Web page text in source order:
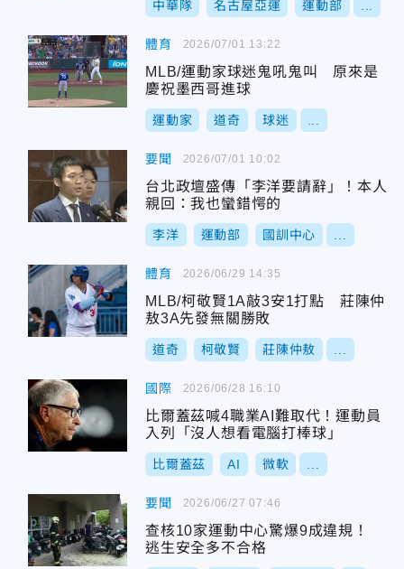
中華隊 名古屋亞運 運動部
體育
MLB/運動家球迷鬼吼鬼叫 原來是
慶祝墨西哥進球
運動家 道奇 球迷
2026/07/01 13:22
要聞
台北政壇盛傳「李洋要請辭」！本人
親回：我也蠻錯愕的
李洋 運動部 國訓中心
2026/07/01 10:02
體育
MLB/柯敬賢1A敲3安1打點 莊陳仲
敖3A先發無關勝敗
道奇 柯敬賢 莊陳仲敖
2026/06/29 14:35
國際
比爾蓋茲喊4職業AI難取代！運動員
入列「沒人想看電腦打棒球」
比爾蓋茲 AI 微軟
2026/06/28 16:10
要聞
查核10家運動中心驚爆9成違規！
逃生安全多不合格
2026/06/27 07:46